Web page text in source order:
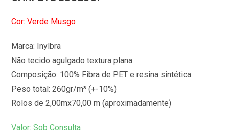
Cor: Verde Musgo
Marca: Inylbra
Não tecido agulgado textura plana.
Composição: 100% Fibra de PET e resina sintética.
Peso total: 260gr/m³ (+-10%)
Rolos de 2,00mx70,00 m (aproximadamente)
Valor: Sob Consulta